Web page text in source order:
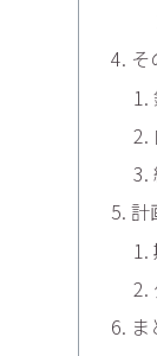
そ
計
ま